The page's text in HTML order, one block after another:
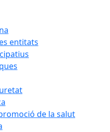
entitats
de la salut